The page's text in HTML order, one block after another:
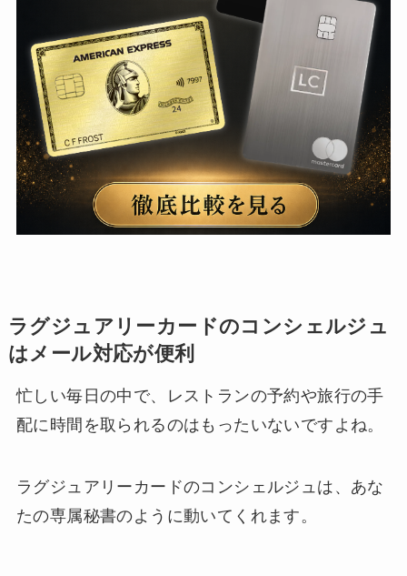
ラグジュアリーカードのコンシェルジュ
はメール対応が便利
忙しい毎日の中で、レストランの予約や旅行の手
配に時間を取られるのはもったいないですよね。
ラグジュアリーカードのコンシェルジュは、あな
たの専属秘書のように動いてくれます。